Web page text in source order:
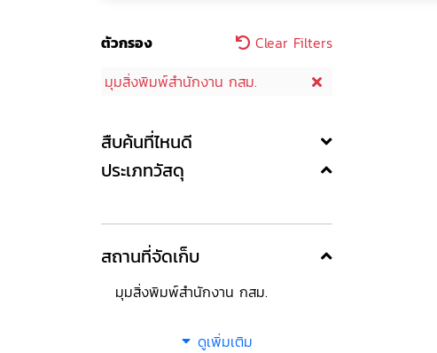
ตัวกรอง
Clear Filters
มุมสิ่งพิมพ์สำนักงาน กสม.
สืบค้นที่ไหนดี
ประเภทวัสดุ
สถานที่จัดเก็บ
มุมสิ่งพิมพ์สำนักงาน กสม.
ดูเพิ่มเติม